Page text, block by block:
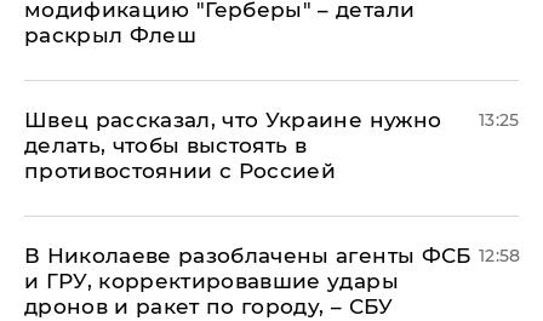
модификацию "Герберы" – детали
раскрыл Флеш
Швец рассказал, что Украине нужно
делать, чтобы выстоять в
противостоянии с Россией
13:25
В Николаеве разоблачены агенты ФСБ
и ГРУ, корректировавшие удары
дронов и ракет по городу, – СБУ
12:58